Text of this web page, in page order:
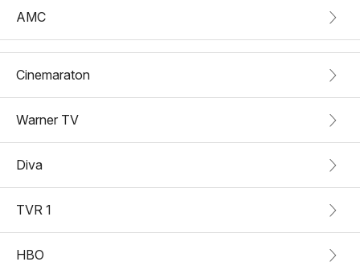
AMC
Cinemaraton
Warner TV
Diva
TVR 1
HBO